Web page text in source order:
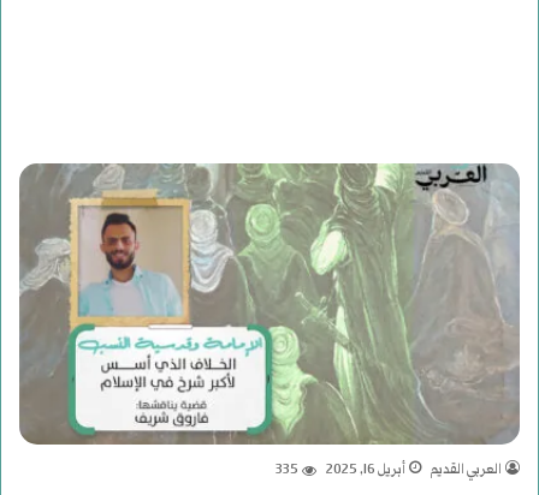
العربي القديم أبريل 16, 2025 335